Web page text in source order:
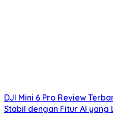
DJI Mini 6 Pro Review
Stabil dengan Fitur AI yang